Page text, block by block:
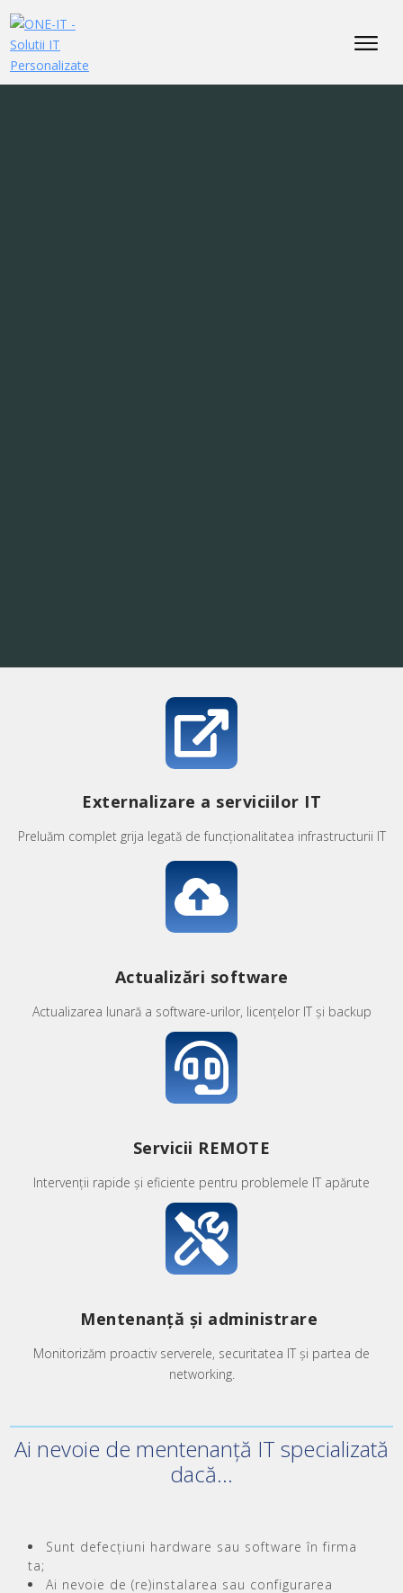
Externalizare a serviciilor IT
Preluăm complet grija legată de funcționalitatea infrastructurii IT
Actualizări software
Actualizarea lunară a software-urilor, licențelor IT și backup
Servicii REMOTE
Intervenții rapide și eficiente pentru problemele IT apărute
Mentenanță și administrare
Monitorizăm proactiv serverele, securitatea IT și partea de
networking.
Ai nevoie de mentenanță IT specializată
dacă...
Sunt defecțiuni hardware sau software în firma
ta;
Ai nevoie de (re)instalarea sau configurarea